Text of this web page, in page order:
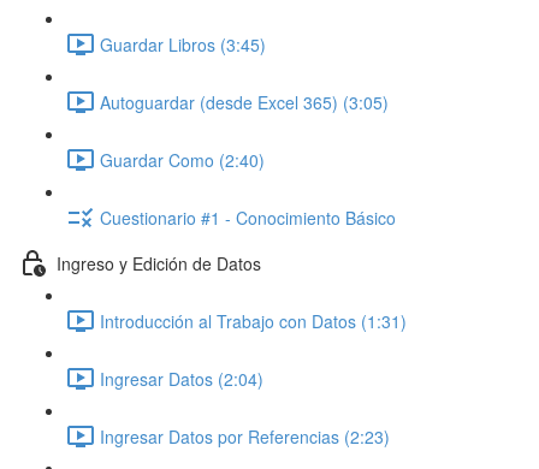
Guardar Libros (3:45)
Autoguardar (desde Excel 365) (3:05)
Guardar Como (2:40)
Cuestionario #1 - Conocimiento Básico
Ingreso y Edición de Datos
Introducción al Trabajo con Datos (1:31)
Ingresar Datos (2:04)
Ingresar Datos por Referencias (2:23)